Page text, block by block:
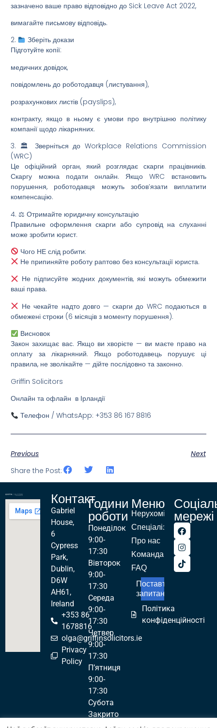
зазначено ваше право відповідно до Sick Leave Act 2022,
вимагайте письмову відповідь.
2.
Зберіть докази
Підготуйте копії:
медичних довідок,
повідомлень до роботодавця (листування),
розрахункових листів (payslips),
контракту, якщо в ньому є умови про внутрішню політику
компанії щодо лікарняних.
3. 🏛 Зверніться до Workplace Relations Commission
(WRC)
Це офіційний орган, який розглядає скарги працівників.
Скаргу можна подати онлайн. Якщо WRC встановить
порушення, роботодавця можуть зобов’язати виплатити
компенсацію.
4. ⚖ Отримайте юридичну консультацію
Правильне оформлення скарги або супровід на слуханні
може зробити юрист.
Чого НЕ слід робити:
Не припиняйте роботу раптово без консультації юриста.
Не підписуйте жодних документів, які можуть обмежити
ваші права.
Не чекайте надто довго — скарги до WRC подаються в
обмежені строки (6 місяців з моменту порушення).
Висновок
Закон захищає вас. Якщо ви хворієте — ви маєте право на
оплату за лікарняний. Якщо роботодавець порушує ці
правила, не зволікайте — дійте послідовно та законно.
Griffin Solicitors
Онлайн та офлайн в Ірландії
Телефон / WhatsApp: +353 86 167 8816
Previous
Next
Share the Post:
Контакт
Gabriel
House,
6
Cypress
Park,
Dublin,
D6W
AH61,
Ireland
+353 86
1678816
olga@griffinsolicitors.ie
Privacy
Policy
Години
роботи
Понеділок
9:00-
17:30
Вівторок
9:00-
17:30
Середа
9:00-
17:30
Четвер
9:00-
17:30
П’ятниця
9:00-
17:30
Субота
Закрито
Неділя
Меню
Нерухомість
Спеціалізації
Про нас
Kоманда
FAQ
Поставте
запитання!
Політика
конфіденційності
мережі